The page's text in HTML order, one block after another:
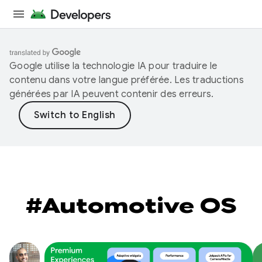
Google utilise la technologie IA pour traduire le
contenu dans votre langue préférée. Les traductions
générées par IA peuvent contenir des erreurs.
#Automotive OS